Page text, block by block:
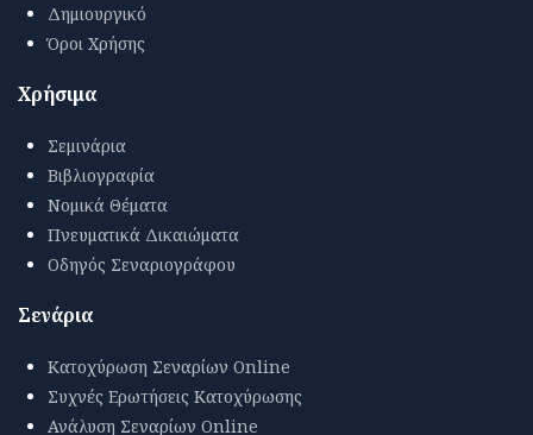
Δημιουργικό
Όροι Χρήσης
Χρήσιμα
Σεμινάρια
Βιβλιογραφία
Νομικά Θέματα
Πνευματικά Δικαιώματα
Οδηγός Σεναριογράφου
Σενάρια
Κατοχύρωση Σεναρίων Online
Συχνές Ερωτήσεις Κατοχύρωσης
Ανάλυση Σεναρίων Online